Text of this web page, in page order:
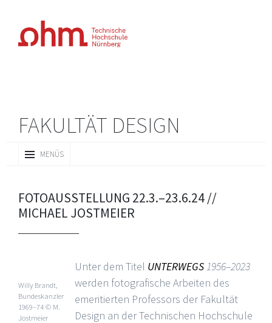
FAKULTÄT DESIGN
MENÜS
INHALT
FOTOAUSSTELLUNG 22.3.–23.6.24 //
MICHAEL JOSTMEIER
Willy Brandt,
Bundeskanzler
1969–74 © M.
Jostmeier
Unter dem Titel UNTERWEGS 1956–2023
werden fotografische Arbeiten des
emeritierten Professors der Fakultät
Design an der Technischen Hochschule